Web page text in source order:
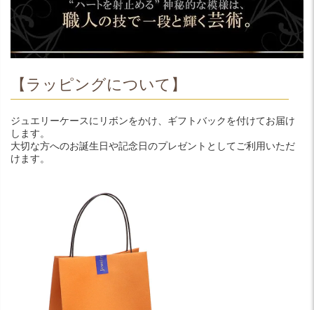
【ラッピングについて】
ジュエリーケースにリボンをかけ、ギフトバックを付けてお届け
します。
大切な方へのお誕生日や記念日のプレゼントとしてご利用いただ
けます。